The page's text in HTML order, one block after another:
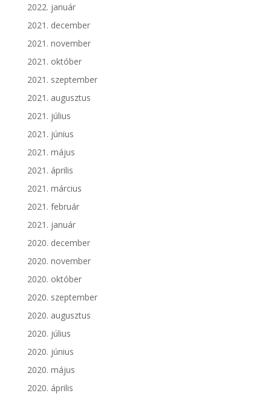
2022. január
2021. december
2021. november
2021. október
2021. szeptember
2021. augusztus
2021. július
2021. június
2021. május
2021. április
2021. március
2021. február
2021. január
2020. december
2020. november
2020. október
2020. szeptember
2020. augusztus
2020. július
2020. június
2020. május
2020. április